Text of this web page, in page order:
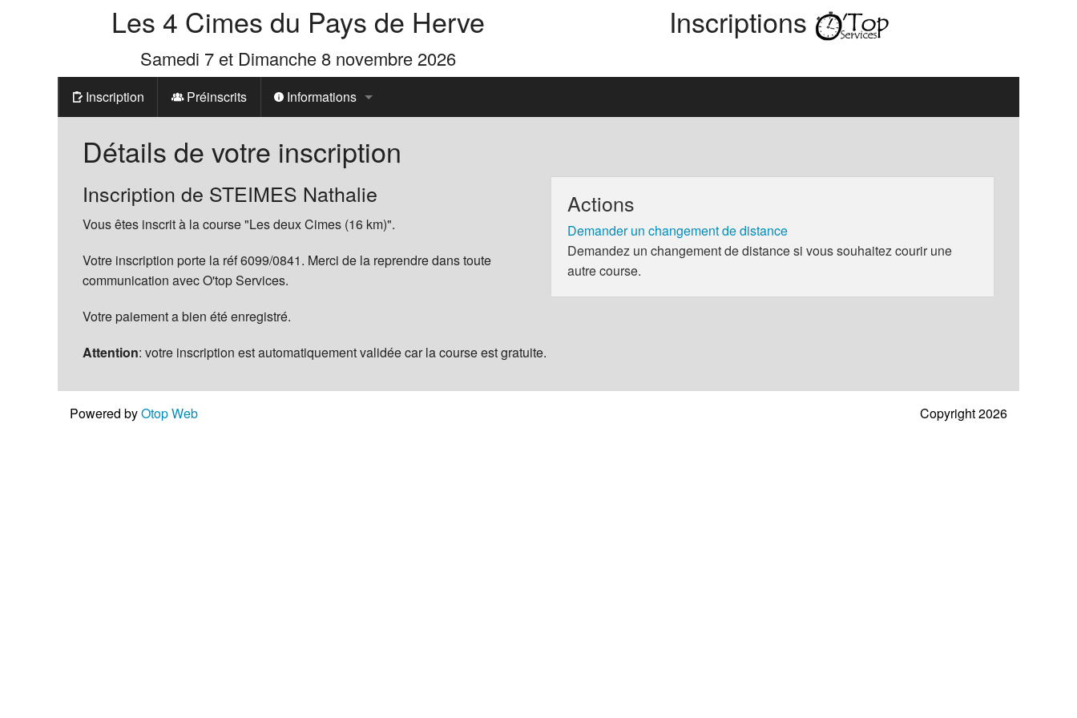
Les 4 Cimes du Pays de Herve
Samedi 7 et Dimanche 8 novembre 2026
Inscriptions
Inscription Préinscrits Informations
La Boutique des 4 Cimes
Détails de votre inscription
Inscription de STEIMES Nathalie
Vous êtes inscrit à la course "Les deux Cimes (16 km)".
Votre inscription porte la réf 6099/0841. Merci de la reprendre dans toute
communication avec O'top Services.
Votre paiement a bien été enregistré.
Actions
Demander un changement de distance
Demandez un changement de distance si vous souhaitez courir une
autre course.
Attention: votre inscription est automatiquement validée car la course est gratuite.
Powered byOtop Web Copyright 2026